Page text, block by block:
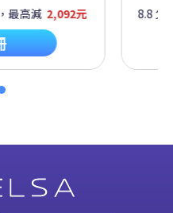
8.8 父親節 – 打【50% 】折，最高